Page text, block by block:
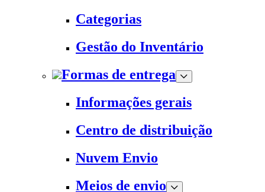
Categorias
Gestão do Inventário
Formas de entrega
Informações gerais
Centro de distribuição
Nuvem Envio
Meios de envio